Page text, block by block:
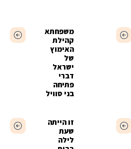
משפחתא
קהילת
האימוץ
של
ישראל
דברי
פתיחה
בני סוויל
זו הייתה
שעת
לילה